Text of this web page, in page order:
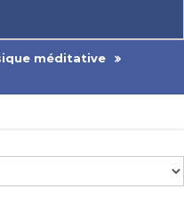
méditative